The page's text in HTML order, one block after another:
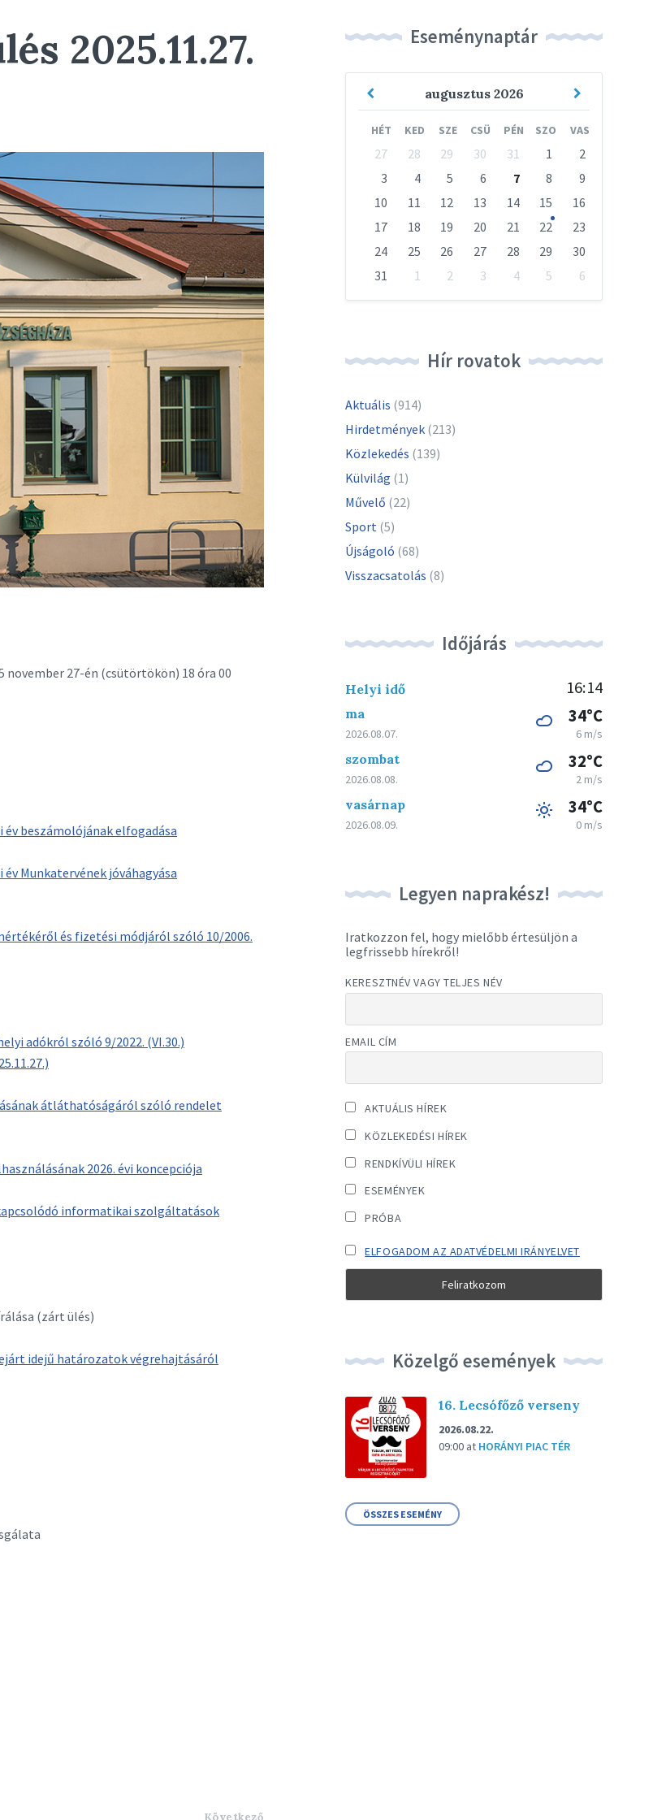
2025.11.27.
27-én (csütörtökön) 18 óra 00
év beszámolójának elfogadása
Munkatervének jóváhagyása
és fizetési módjáról szóló 10/2006.
adókról szóló 9/2022. (VI.30.)
átláthatóságáról szóló rendelet
2026. évi koncepciója
informatikai szolgáltatások
(zárt ülés)
idejű határozatok végrehajtásáról
Eseménynaptár
augusztus 2026
Previous
Next
HÉT KED SZE CSÜ PÉN SZO VAS
Skip
calendar
days
27 28 29 30 31 1
2
3
4 5 6 7 8
9
10
11 12 13 14 15
16
17
18 19 20 21 22
23
24
25 26 27 28 29
30
31
1 2 3 4 5
6
Hír rovatok
Aktuális (914)
Hirdetmények (213)
Közlekedés (139)
Külvilág (1)
Művelő (22)
Sport (5)
Újságoló (68)
Visszacsatolás (8)
Időjárás
Helyi idő 16:14
ma
2026.08.07.
34°C
6 m/s
szombat
2026.08.08.
32°C
2 m/s
vasárnap
2026.08.09.
34°C
0 m/s
Legyen naprakész!
Iratkozzon fel, hogy mielőbb értesüljön a
legfrissebb hírekről!
KERESZTNÉV VAGY TELJES NÉV
EMAIL CÍM
AKTUÁLIS HÍREK
KÖZLEKEDÉSI HÍREK
RENDKÍVÜLI HÍREK
ESEMÉNYEK
PRÓBA
ELFOGADOM AZ ADATVÉDELMI IRÁNYELVET
Közelgő események
16. Lecsófőző verseny
2026.08.22.
09:00 at HORÁNYI PIAC TÉR
ÖSSZES ESEMÉNY